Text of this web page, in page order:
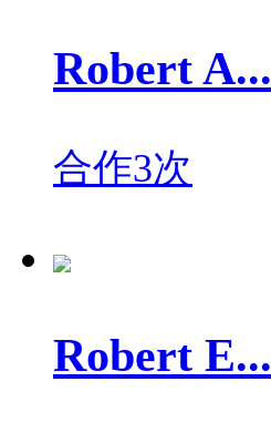
Robert A...
合作3次
Robert E...